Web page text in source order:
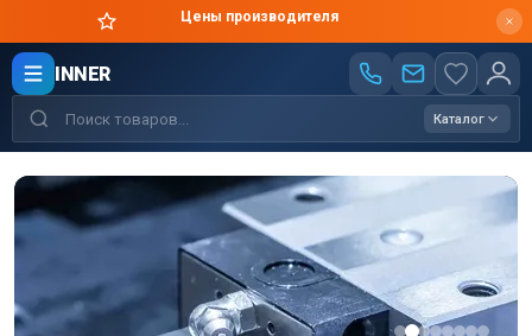
Цены производителя
INNER
Каталог